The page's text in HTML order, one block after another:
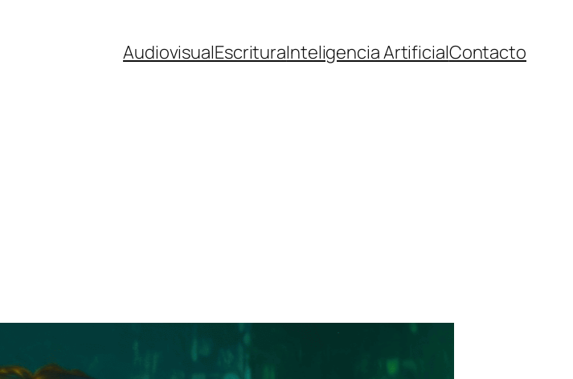
AudiovisualEscrituraInteligencia ArtificialContacto